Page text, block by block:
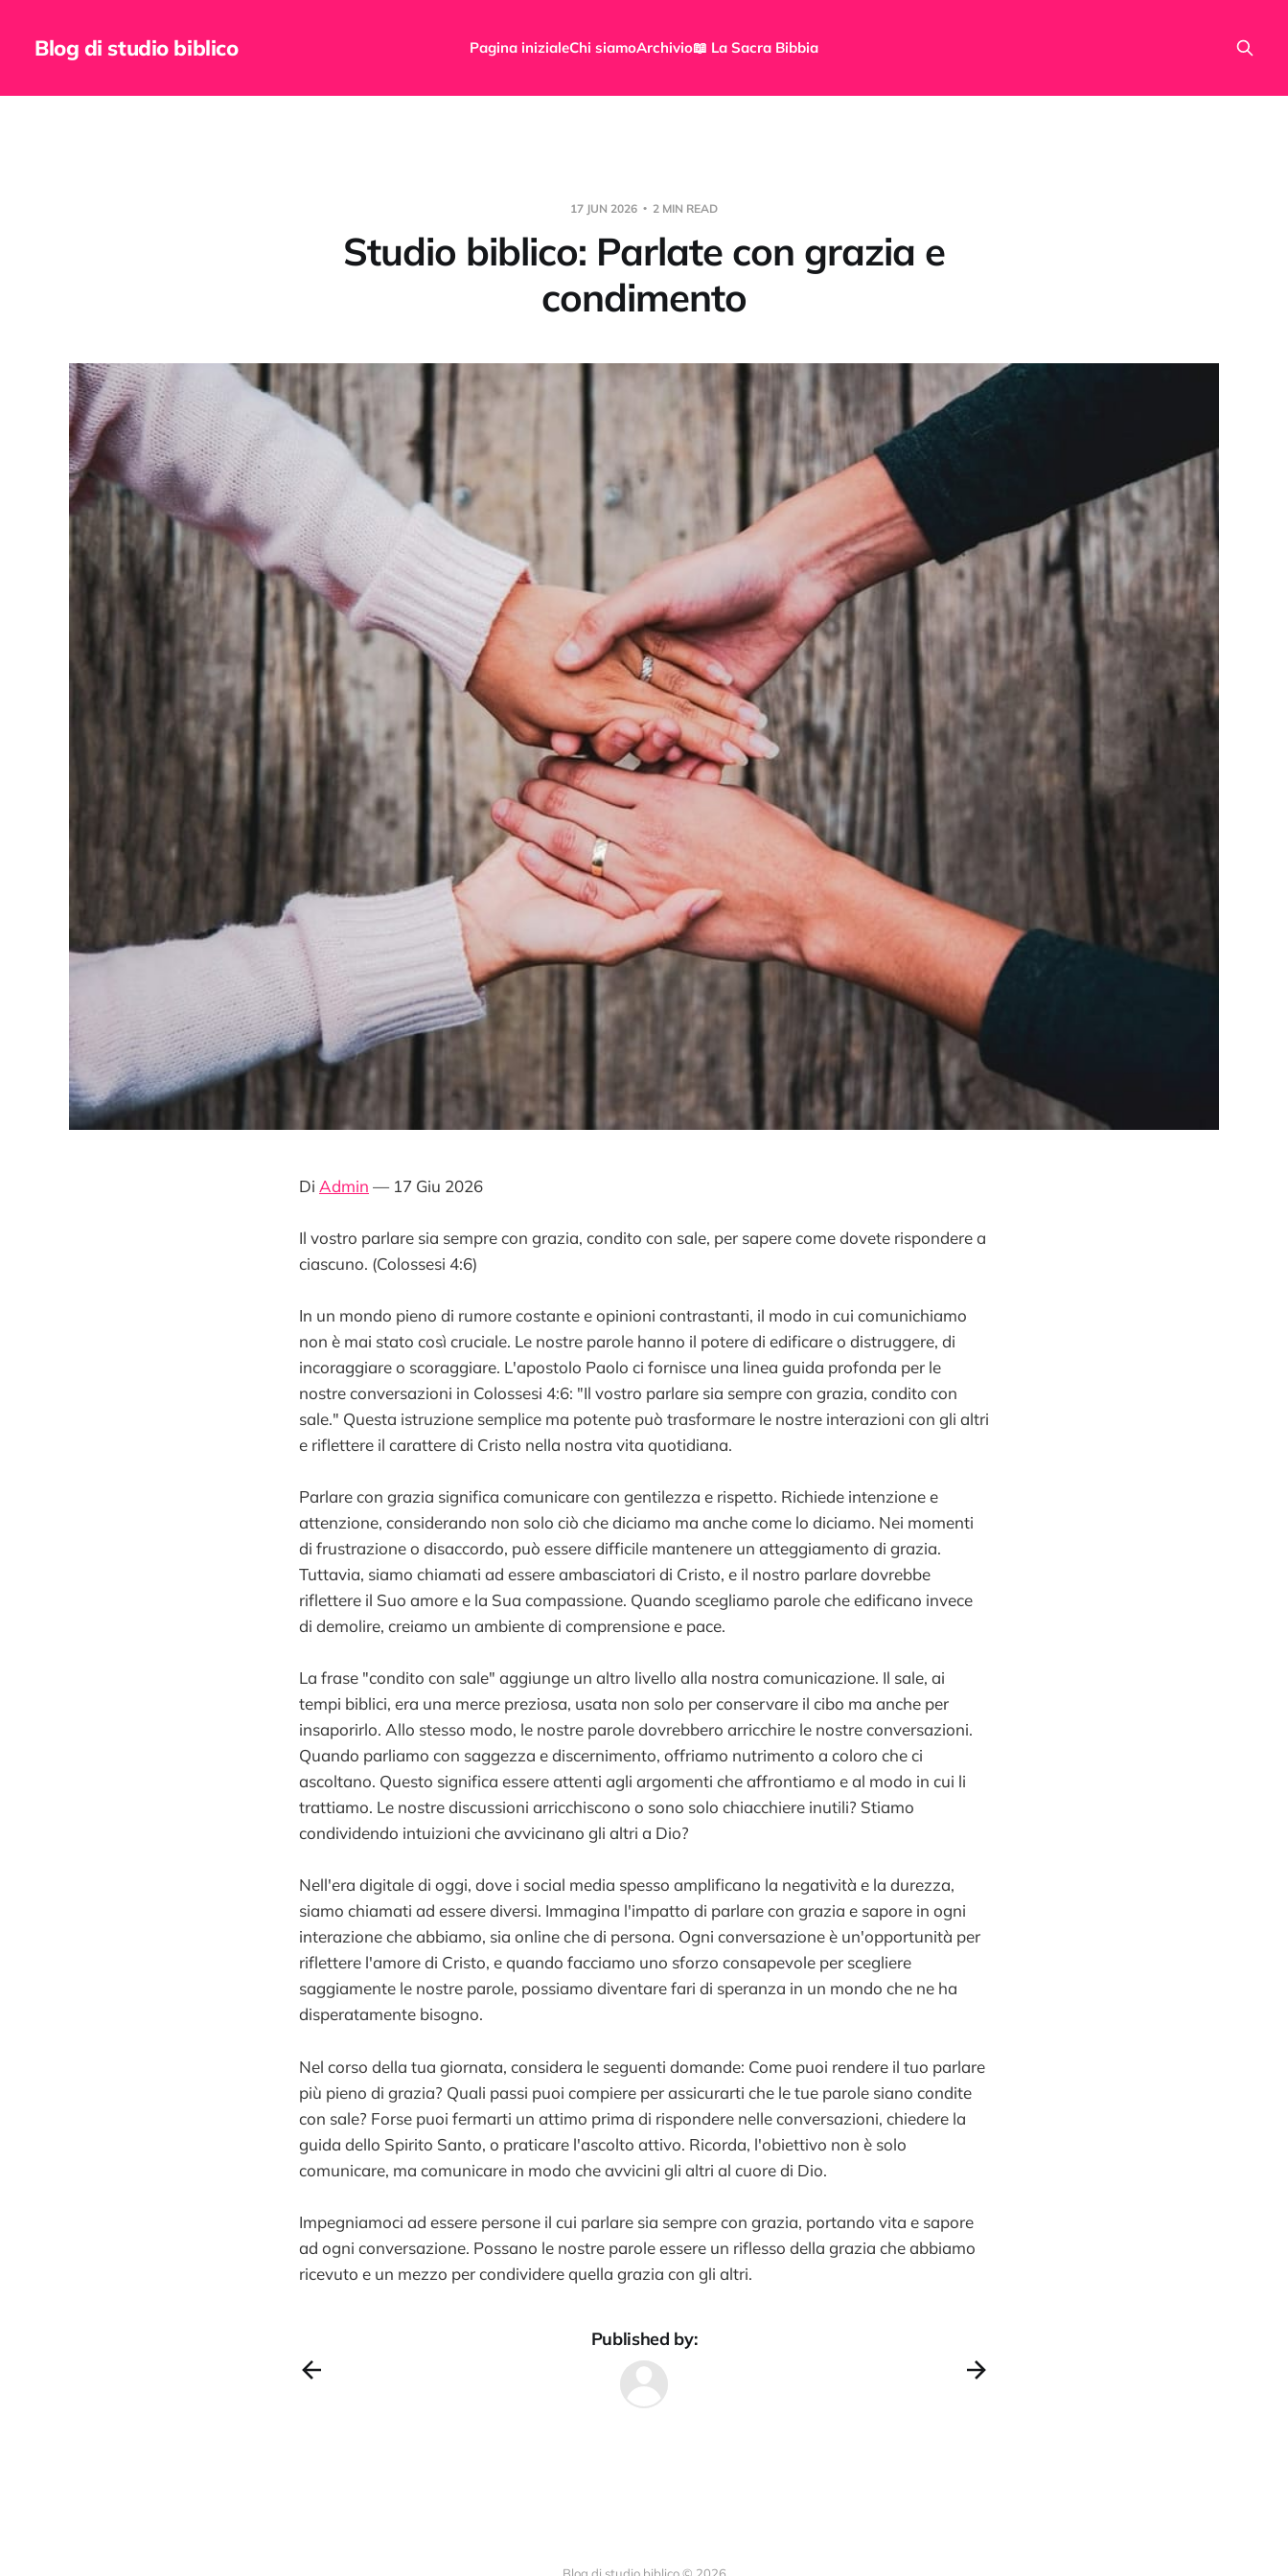
Blog di studio biblico Pagina inizialeChi siamoArchivio📖 La Sacra Bibbia
17 JUN 2026 2 MIN READ
Studio biblico: Parlate con grazia e
condimento
Di Admin — 17 Giu 2026
Il vostro parlare sia sempre con grazia, condito con sale, per sapere come dovete rispondere a
ciascuno. (Colossesi 4:6)
In un mondo pieno di rumore costante e opinioni contrastanti, il modo in cui comunichiamo
non è mai stato così cruciale. Le nostre parole hanno il potere di edificare o distruggere, di
incoraggiare o scoraggiare. L'apostolo Paolo ci fornisce una linea guida profonda per le
nostre conversazioni in Colossesi 4:6: "Il vostro parlare sia sempre con grazia, condito con
sale." Questa istruzione semplice ma potente può trasformare le nostre interazioni con gli altri
e riflettere il carattere di Cristo nella nostra vita quotidiana.
Parlare con grazia significa comunicare con gentilezza e rispetto. Richiede intenzione e
attenzione, considerando non solo ciò che diciamo ma anche come lo diciamo. Nei momenti
di frustrazione o disaccordo, può essere difficile mantenere un atteggiamento di grazia.
Tuttavia, siamo chiamati ad essere ambasciatori di Cristo, e il nostro parlare dovrebbe
riflettere il Suo amore e la Sua compassione. Quando scegliamo parole che edificano invece
di demolire, creiamo un ambiente di comprensione e pace.
La frase "condito con sale" aggiunge un altro livello alla nostra comunicazione. Il sale, ai
tempi biblici, era una merce preziosa, usata non solo per conservare il cibo ma anche per
insaporirlo. Allo stesso modo, le nostre parole dovrebbero arricchire le nostre conversazioni.
Quando parliamo con saggezza e discernimento, offriamo nutrimento a coloro che ci
ascoltano. Questo significa essere attenti agli argomenti che affrontiamo e al modo in cui li
trattiamo. Le nostre discussioni arricchiscono o sono solo chiacchiere inutili? Stiamo
condividendo intuizioni che avvicinano gli altri a Dio?
Nell'era digitale di oggi, dove i social media spesso amplificano la negatività e la durezza,
siamo chiamati ad essere diversi. Immagina l'impatto di parlare con grazia e sapore in ogni
interazione che abbiamo, sia online che di persona. Ogni conversazione è un'opportunità per
riflettere l'amore di Cristo, e quando facciamo uno sforzo consapevole per scegliere
saggiamente le nostre parole, possiamo diventare fari di speranza in un mondo che ne ha
disperatamente bisogno.
Nel corso della tua giornata, considera le seguenti domande: Come puoi rendere il tuo parlare
più pieno di grazia? Quali passi puoi compiere per assicurarti che le tue parole siano condite
con sale? Forse puoi fermarti un attimo prima di rispondere nelle conversazioni, chiedere la
guida dello Spirito Santo, o praticare l'ascolto attivo. Ricorda, l'obiettivo non è solo
comunicare, ma comunicare in modo che avvicini gli altri al cuore di Dio.
Impegniamoci ad essere persone il cui parlare sia sempre con grazia, portando vita e sapore
ad ogni conversazione. Possano le nostre parole essere un riflesso della grazia che abbiamo
ricevuto e un mezzo per condividere quella grazia con gli altri.
Published by: